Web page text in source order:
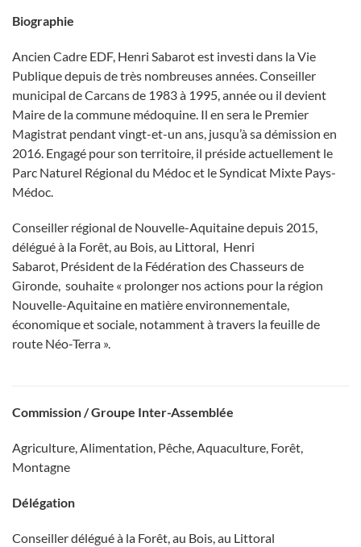
Biographie
Ancien Cadre EDF, Henri Sabarot est investi dans la Vie
Publique depuis de très nombreuses années. Conseiller
municipal de Carcans de 1983 à 1995, année ou il devient
Maire de la commune médoquine. Il en sera le Premier
Magistrat pendant vingt-et-un ans, jusqu’à sa démission en
2016. Engagé pour son territoire, il préside actuellement le
Parc Naturel Régional du Médoc et le Syndicat Mixte Pays-
Médoc.
Conseiller régional de Nouvelle-Aquitaine depuis 2015,
délégué à la Forêt, au Bois, au Littoral, Henri
Sabarot, Président de la Fédération des Chasseurs de
Gironde, souhaite « prolonger nos actions pour la région
Nouvelle-Aquitaine en matière environnementale,
économique et sociale, notamment à travers la feuille de
route Néo-Terra ».
Commission / Groupe Inter-Assemblée
Agriculture, Alimentation, Pêche, Aquaculture, Forêt,
Montagne
Délégation
Conseiller délégué à la Forêt, au Bois, au Littoral